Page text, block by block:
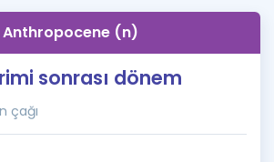
Anthropocene (n)
sonrası dönem
çağı